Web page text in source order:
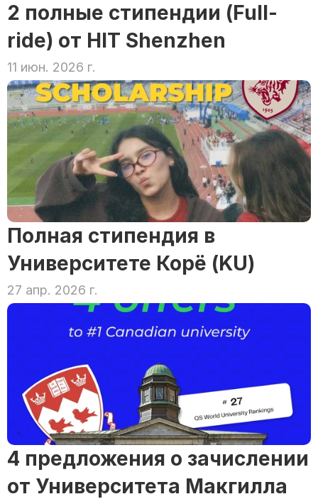
2 полные стипендии (Full-
ride) от HIT Shenzhen
11 июн. 2026 г.
Полная стипендия в
Университете Корё (KU)
27 апр. 2026 г.
4 предложения о зачислении
от Университета Макгилла